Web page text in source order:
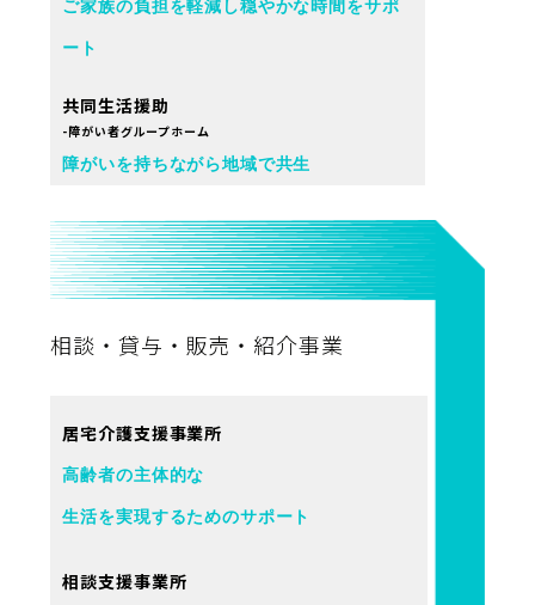
ご家族の負担を軽減し穏やかな時間をサポ
ート
共同生活援助
-障がい者グループホーム
障がいを持ちながら地域で共生
相談・貸与・販売・紹介事業
居宅介護支援事業所
高齢者の主体的な
生活を実現するためのサポート
相談支援事業所